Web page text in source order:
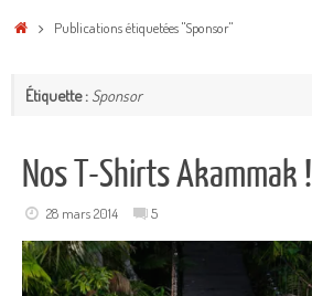
AccueilPublications étiquetées "Sponsor"
Étiquette : Sponsor
Nos T-Shirts Akammak !
28 mars 2014 5